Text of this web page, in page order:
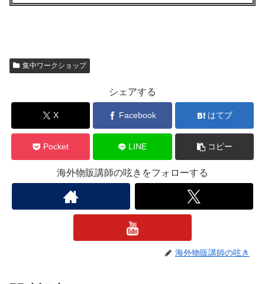
集中ワークショップ
シェアする
X Facebook はてブ
Pocket LINE コピー
海外物販講師の呟きをフォローする
海外物販講師の呟き